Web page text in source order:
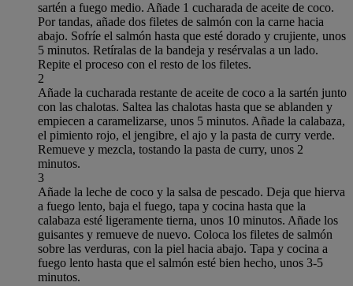
sartén a fuego medio. Añade 1 cucharada de aceite de coco.
Por tandas, añade dos filetes de salmón con la carne hacia
abajo. Sofríe el salmón hasta que esté dorado y crujiente, unos
5 minutos. Retíralas de la bandeja y resérvalas a un lado.
Repite el proceso con el resto de los filetes.
2
Añade la cucharada restante de aceite de coco a la sartén junto
con las chalotas. Saltea las chalotas hasta que se ablanden y
empiecen a caramelizarse, unos 5 minutos. Añade la calabaza,
el pimiento rojo, el jengibre, el ajo y la pasta de curry verde.
Remueve y mezcla, tostando la pasta de curry, unos 2
minutos.
3
Añade la leche de coco y la salsa de pescado. Deja que hierva
a fuego lento, baja el fuego, tapa y cocina hasta que la
calabaza esté ligeramente tierna, unos 10 minutos. Añade los
guisantes y remueve de nuevo. Coloca los filetes de salmón
sobre las verduras, con la piel hacia abajo. Tapa y cocina a
fuego lento hasta que el salmón esté bien hecho, unos 3-5
minutos.